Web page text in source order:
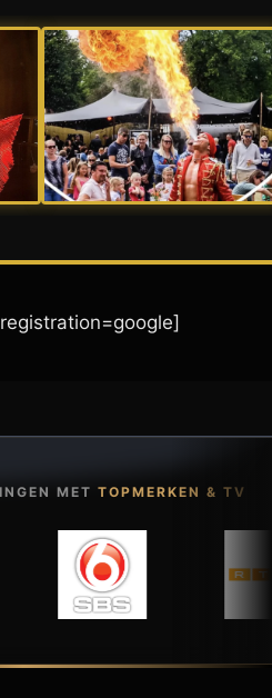
MET TOPMERKEN & TV